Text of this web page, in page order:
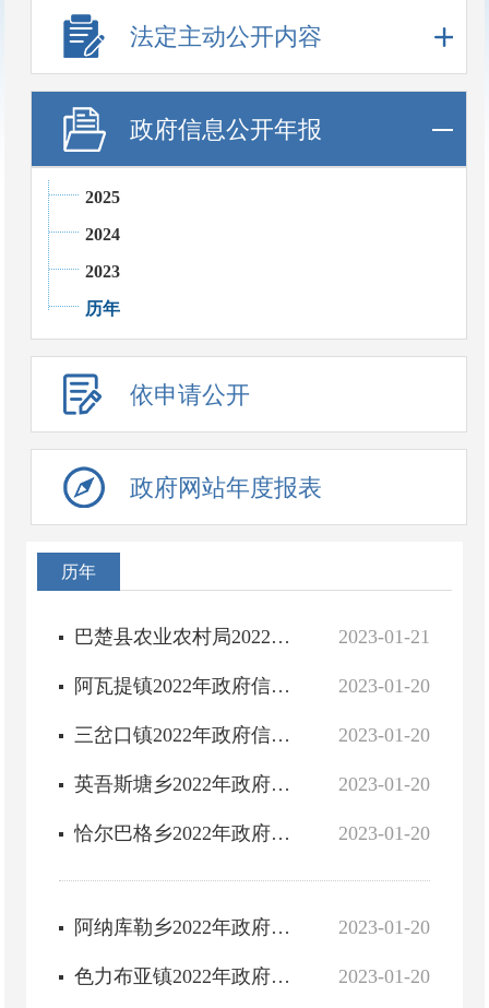
法定主动公开内容
政府信息公开年报
2025
2024
2023
历年
依申请公开
政府网站年度报表
历年
2023-01-21
巴楚县农业农村局2022年度政府信息公开工作年度报告
2023-01-20
阿瓦提镇2022年政府信息公开工作年度报告
2023-01-20
三岔口镇2022年政府信息公开工作年度报告
2023-01-20
英吾斯塘乡2022年政府信息公开年度工作年度报告
2023-01-20
恰尔巴格乡2022年政府信息公开工作年度报告
2023-01-20
阿纳库勒乡2022年政府信息公开工作年度报告
2023-01-20
色力布亚镇2022年政府信息公开工作年度报告